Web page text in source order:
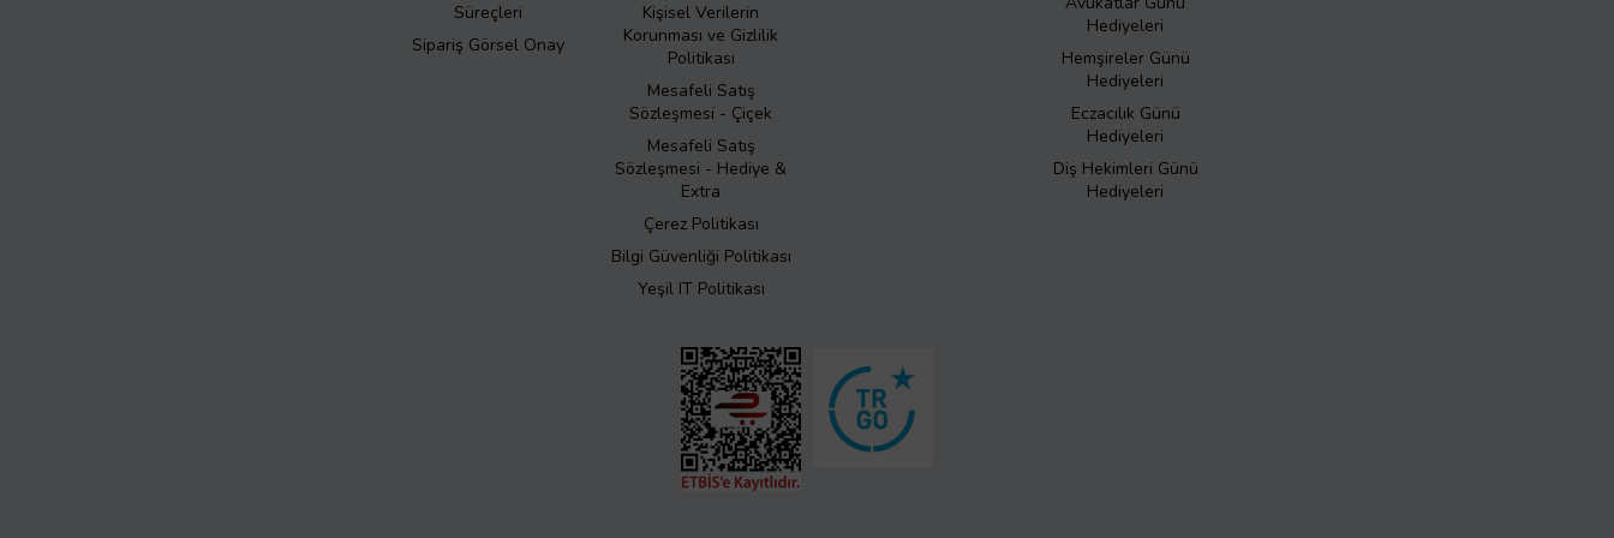
Süreçleri
Sipariş Görsel Onay
Kişisel Verilerin
Korunması ve Gizlilik
Politikası
Mesafeli Satış
Sözleşmesi - Çiçek
Mesafeli Satış
Sözleşmesi - Hediye &
Extra
Çerez Politikası
Bilgi Güvenliği Politikası
Yeşil IT Politikası
Hediyeleri
Hemşireler Günü
Hediyeleri
Eczacılık Günü
Hediyeleri
Diş Hekimleri Günü
Hediyeleri